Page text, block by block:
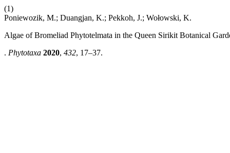
(1)
Poniewozik, M.; Duangjan, K.; Pekkoh, J.; Wołowski, K.
Algae of Bromeliad Phytotelmata in the Queen Sirikit Botanical
. Phytotaxa 2020, 432, 17–37.